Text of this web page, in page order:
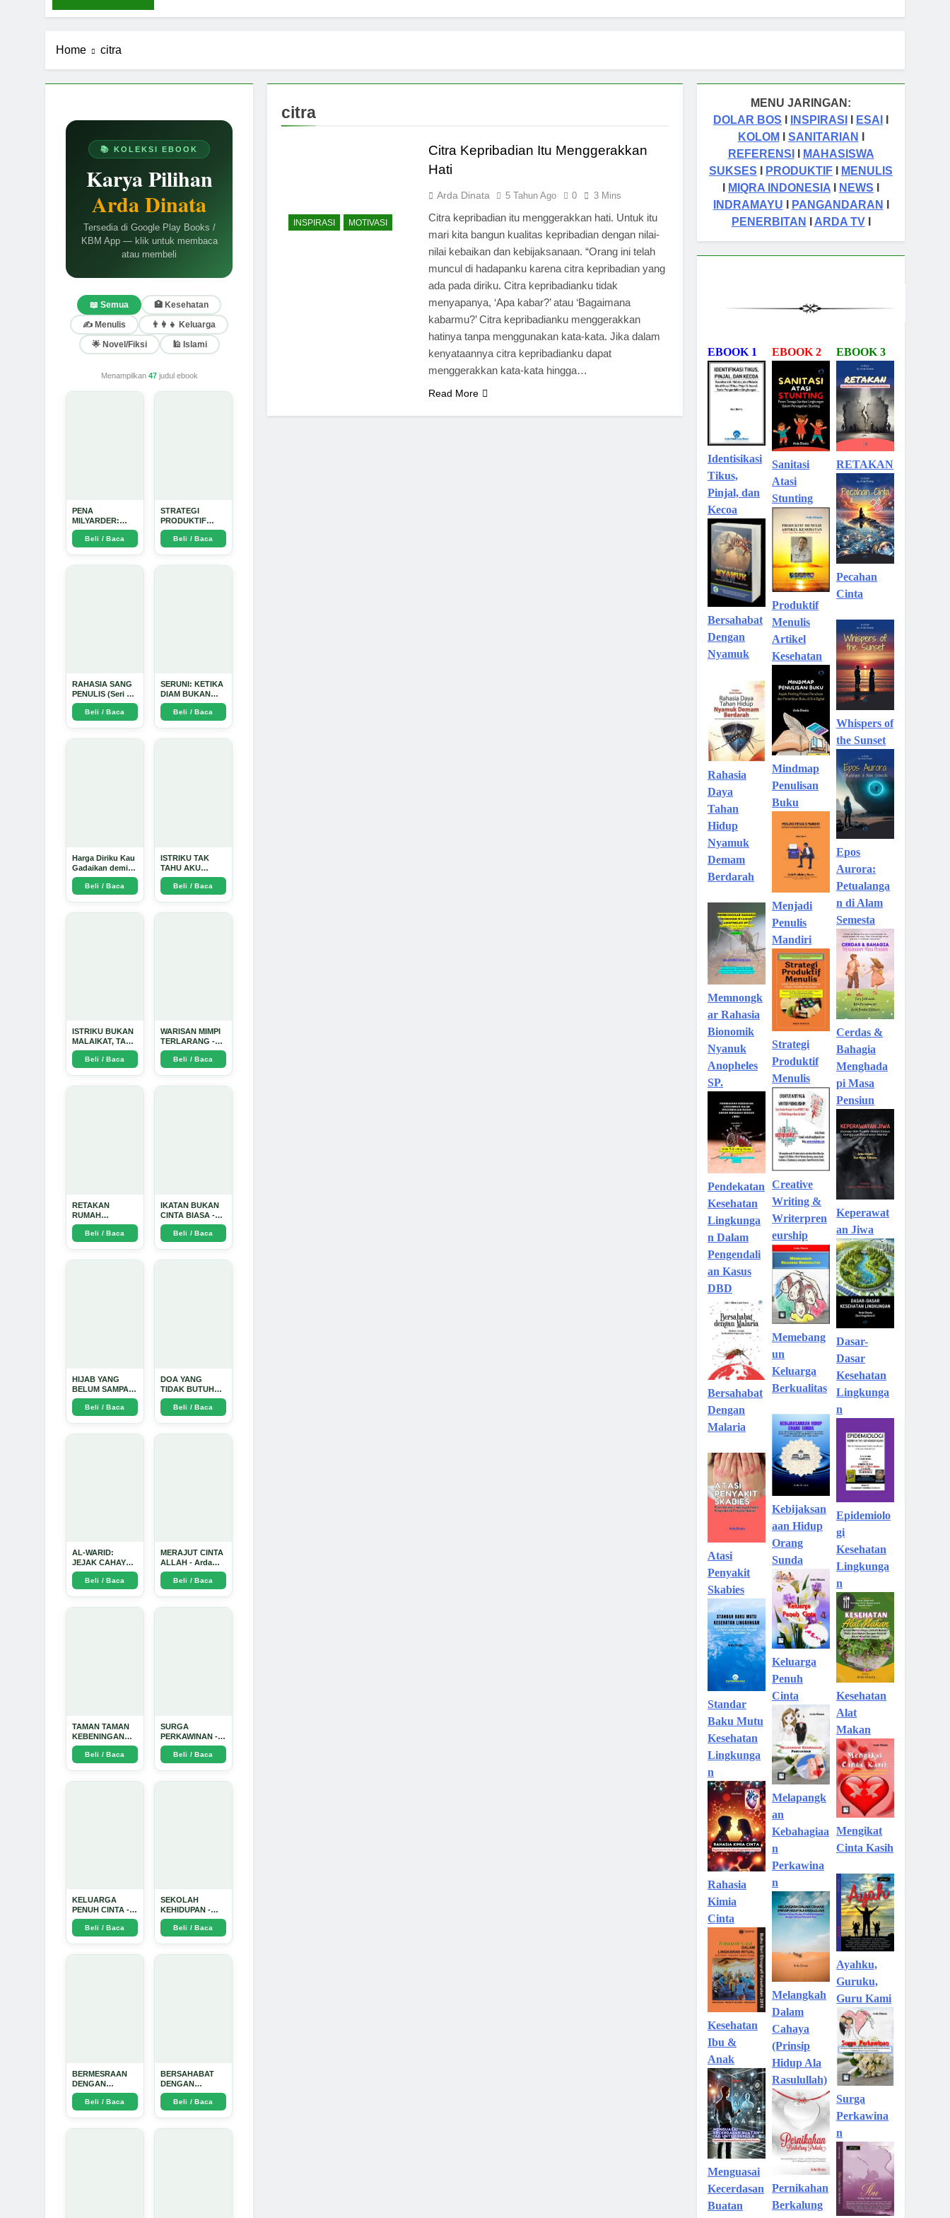
Home citra
📚 KOLEKSI EBOOK
Karya Pilihan
Arda Dinata
Tersedia di Google Play Books /
KBM App — klik untuk membaca
atau membeli
📖 Semua
🏥 Kesehatan
✍️ Menulis
👨‍👩‍👧 Keluarga
🌟 Novel/Fiksi
🕌 Islami
Menampilkan 47judul ebook
PENA
MILYARDER:
Kisah, Rahasia
Sukses, dan
Panduan Menjadi
Beli / Baca
STRATEGI
PRODUKTIF
MENULIS
UPDATE - Arda
Dinata
Beli / Baca
RAHASIA SANG
PENULIS (Seri 1)
- Arda Dinata
Beli / Baca
SERUNI: KETIKA
DIAM BUKAN
LAGI PILIHAN -
Arda Dinata
Beli / Baca
Harga Diriku Kau
Gadaikan demi
Perempuan Itu -
Arda Dinata
Beli / Baca
ISTRIKU TAK
TAHU AKU
PENGUSAHA
EMAS - Arda
Dinata
Beli / Baca
ISTRIKU BUKAN
MALAIKAT, TAPI
AKU JUGA
TIDAK SUCI -
Beli / Baca
WARISAN MIMPI
TERLARANG -
Arda Dinata
Beli / Baca
RETAKAN
RUMAH
TANGGA:
Sebuah
Perjalanan
Beli / Baca
IKATAN BUKAN
CINTA BIASA -
Arda Dinata
Beli / Baca
HIJAB YANG
BELUM SAMPAI
KE HATI: Ketika
Cinta Seorang
Ustadz Menjadi
Beli / Baca
DOA YANG
TIDAK BUTUH
SINYAL: Kisah
Tiga Jiwa yang
Tersesat di Era AI
Beli / Baca
AL-WARID:
JEJAK CAHAYA
DI ANTARA DUA
ZAMAN - Arda
Dinata
Beli / Baca
MERAJUT CINTA
ALLAH - Arda
Dinata
Beli / Baca
TAMAN TAMAN
KEBENINGAN
HATI - Arda
DinataBeli / Baca
SURGA
PERKAWINAN -
Arda Dinata
Beli / Baca
KELUARGA
PENUH CINTA -
Arda Dinata
Beli / Baca
SEKOLAH
KEHIDUPAN -
Arda Dinata
Beli / Baca
BERMESRAAN
DENGAN
KEBAIKAN - Arda
DinataBeli / Baca
BERSAHABAT
DENGAN
NYAMUK: Jurus
Jitu Atasi
Penyakit
Beli / Baca
citra
INSPIRASI MOTIVASI
Citra Kepribadian Itu Menggerakkan
Hati
Arda Dinata 5 Tahun Ago 0 3 Mins
Citra kepribadian itu menggerakkan hati. Untuk itu
mari kita bangun kualitas kepribadian dengan nilai-
nilai kebaikan dan kebijaksanaan. “Orang ini telah
muncul di hadapanku karena citra kepribadian yang
ada pada diriku. Citra kepribadianku tidak
menyapanya, ‘Apa kabar?’ atau ‘Bagaimana
kabarmu?’ Citra kepribadianku menggerakkan
hatinya tanpa menggunakan kata-kata. Jika dalam
kenyataannya citra kepribadianku dapat
menggerakkan kata-kata hingga…
Read More
MENU JARINGAN:
DOLAR BOS
INSPIRASI ESAI
KOLOM
SANITARIAN
REFERENSI
MAHASISWA
SUKSES
PRODUKTIF
MENULIS
MIQRA INDONESIA NEWS
INDRAMAYU
PANGANDARAN
PENERBITAN
ARDA TVI
EBOOK 1
Identisikasi
Tikus,
Pinjal, dan
Kecoa
Bersahabat
Dengan
Nyamuk
Rahasia
Daya
Tahan
Hidup
Nyamuk
Demam
Berdarah
Memnongk
ar Rahasia
Bionomik
Nyanuk
Anopheles
SP.
Pendekatan
Kesehatan
Lingkunga
n Dalam
Pengendali
an Kasus
DBD
Bersahabat
Dengan
Malaria
Atasi
Penyakit
Skabies
Standar
Baku Mutu
Kesehatan
Lingkunga
n
Rahasia
Kimia
Cinta
Kesehatan
Ibu &
Anak
Menguasai
Kecerdasan
Buatan
EBOOK 2
Sanitasi
Atasi
Stunting
Produktif
Menulis
Artikel
Kesehatan
Mindmap
Penulisan
Buku
Menjadi
Penulis
Mandiri
Strategi
Produktif
Menulis
Creative
Writing &
Writerpren
eurship
Memebang
un
Keluarga
Berkualitas
Kebijaksan
aan Hidup
Orang
Sunda
Keluarga
Penuh
Cinta
Melapangk
an
Kebahagiaa
n
Perkawina
n
Melangkah
Dalam
Cahaya
(Prinsip
Hidup Ala
Rasulullah)
Pernikahan
Berkalung
EBOOK 3
RETAKAN
Pecahan
Cinta
Whispers of
the Sunset
Epos
Aurora:
Petualanga
n di Alam
Semesta
Cerdas &
Bahagia
Menghada
pi Masa
Pensiun
Keperawat
an Jiwa
Dasar-
Dasar
Kesehatan
Lingkunga
n
Epidemiolo
gi
Kesehatan
Lingkunga
n
Kesehatan
Alat
Makan
Mengikat
Cinta Kasih
Ayahku,
Guruku,
Guru Kami
Surga
Perkawina
n